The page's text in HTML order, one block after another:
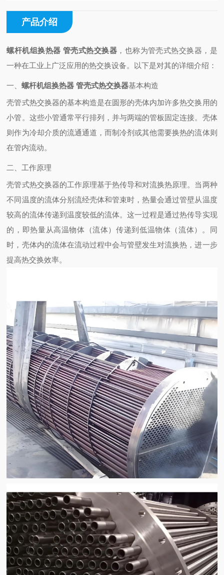
产品介绍
螺杆机组换热器 管壳式热交换器 ，也称为管壳式热交换器，是
一种在工业上广泛应用的热交换设备。以下是对其的详细介绍：
一、螺杆机组换热器 管壳式热交换器基本构造
壳管式热交换器的基本构造是在圆形的壳体内加许多热交换用的
小管。这些小管通常平行排列，并与两端的管板固定连接。壳体
则作为冷却介质的流通通道，而制冷剂或其他需要换热的流体则
在管内流动。
二、工作原理
壳管式热交换器的工作原理基于热传导和对流换热原理。当两种
不同温度的流体分别流经壳体和管束时，热量会通过管壁从温度
较高的流体传递到温度较低的流体。这一过程是通过热传导实现
的，即热量从高温物体（流体）传递到低温物体（流体）。同
时，壳体内的流体在流动过程中会与管壁发生对流换热，进一步
提高热交换效率。